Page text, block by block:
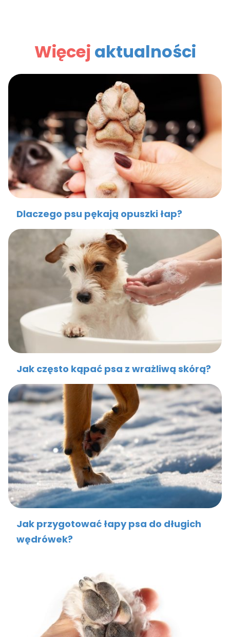
Więcej aktualności
Dlaczego psu pękają opuszki łap?
Jak często kąpać psa z wrażliwą skórą?
Jak przygotować łapy psa do długich
wędrówek?